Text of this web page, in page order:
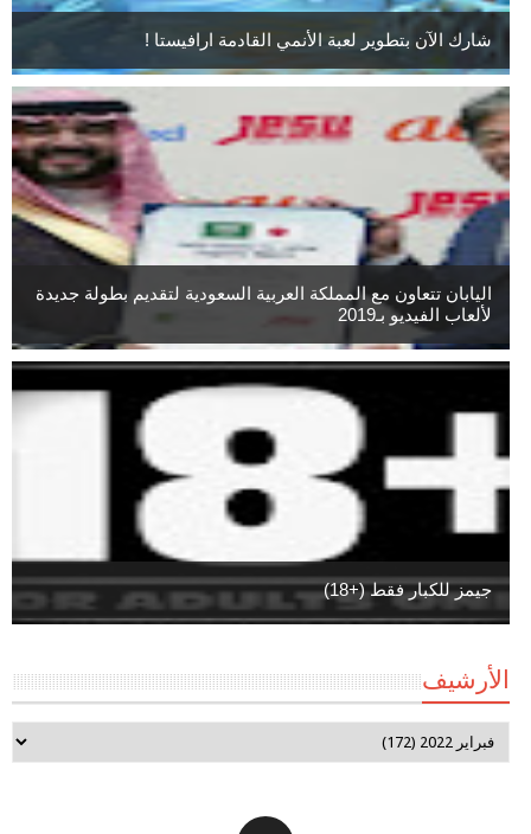
شارك الآن بتطوير لعبة الأنمي القادمة ارافيستا !
اليابان تتعاون مع المملكة العربية السعودية لتقديم بطولة جديدة
لألعاب الفيديو بـ2019
جيمز للكبار فقط (+18)
الأرشيف